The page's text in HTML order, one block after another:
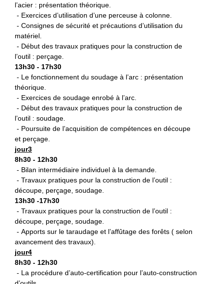
l’acier : présentation théorique.
- Exercices d’utilisation d’une perceuse à colonne.
- Consignes de sécurité et précautions d’utilisation du
matériel.
- Début des travaux pratiques pour la construction de
l’outil : perçage.
13h30 - 17h30
- Le fonctionnement du soudage à l’arc : présentation
théorique.
- Exercices de soudage enrobé à l’arc.
- Début des travaux pratiques pour la construction de
l’outil : soudage.
- Poursuite de l’acquisition de compétences en découpe
et perçage.
jour3
8h30 - 12h30
- Bilan intermédiaire individuel à la demande.
- Travaux pratiques pour la construction de l’outil :
découpe, perçage, soudage.
13h30 -17h30
- Travaux pratiques pour la construction de l’outil :
découpe, perçage, soudage.
- Apports sur le taraudage et l’affûtage des forêts ( selon
avancement des travaux).
jour4
8h30 - 12h30
- La procédure d’auto-certification pour l’auto-construction